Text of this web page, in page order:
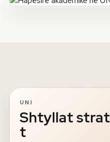
UNI
Shtyllat
t